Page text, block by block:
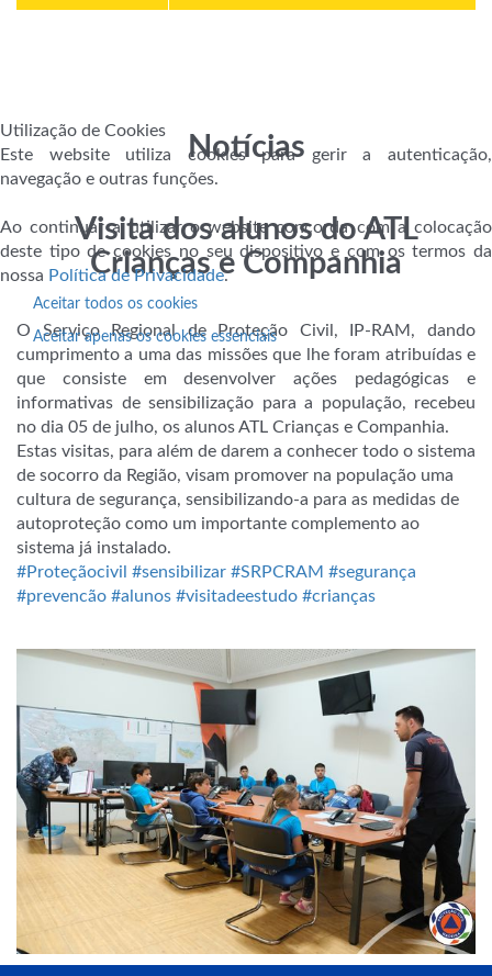
Notícias
Visita dos alunos do ATL
Crianças e Companhia
O Serviço Regional de Proteção Civil, IP-RAM, dando
cumprimento a uma das missões que lhe foram atribuídas e
que consiste em desenvolver ações pedagógicas e
informativas de sensibilização para a população, recebeu
no dia 05 de julho, os alunos ATL Crianças e Companhia.
Estas visitas, para além de darem a conhecer todo o sistema
de socorro da Região, visam promover na população uma
cultura de segurança, sensibilizando-a para as medidas de
autoproteção como um importante complemento ao
sistema já instalado.
#Proteçãocivil #sensibilizar #SRPCRAM #segurança
#prevencão #alunos #visitadeestudo #crianças
Utilização de Cookies
Este website utiliza cookies para gerir a autenticação,
navegação e outras funções.
Ao continuar a utilizar o website concorda com a colocação
deste tipo de cookies no seu dispositivo e com os termos da
nossa Política de Privacidade.
Aceitar todos os cookies
Aceitar apenas os cookies essenciais